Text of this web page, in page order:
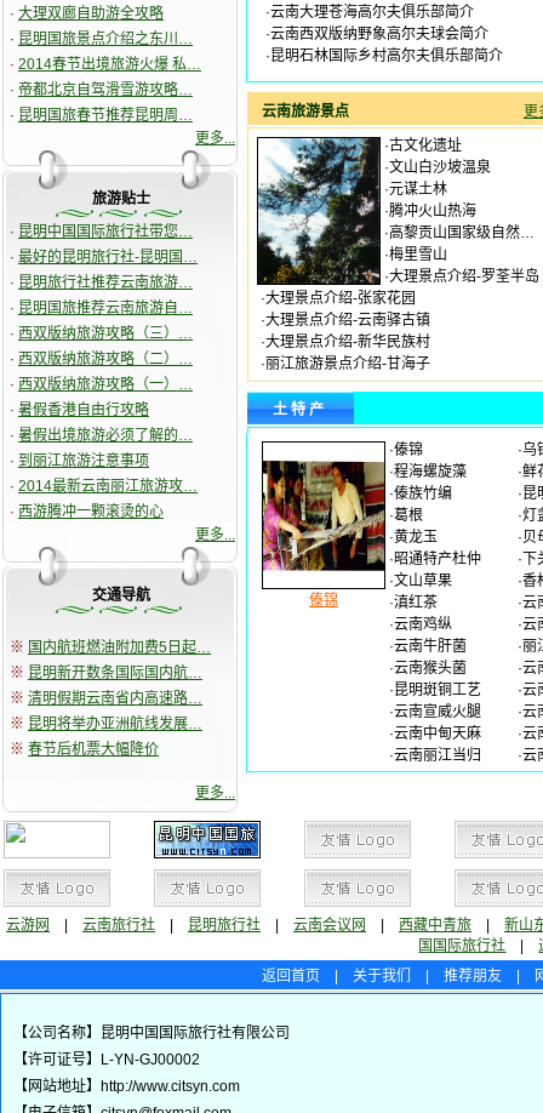
· 大理双廊自助游全攻略
· 昆明国旅景点介绍之东川…
· 2014春节出境旅游火爆 私…
· 帝都北京自驾滑雪游攻略…
· 昆明国旅春节推荐昆明周…
更多...
旅游贴士
· 昆明中国国际旅行社带您…
· 最好的昆明旅行社-昆明国…
· 昆明旅行社推荐云南旅游…
· 昆明国旅推荐云南旅游自…
· 西双版纳旅游攻略（三）…
· 西双版纳旅游攻略（二）…
· 西双版纳旅游攻略（一）…
· 暑假香港自由行攻略
· 暑假出境旅游必须了解的…
· 到丽江旅游注意事项
· 2014最新云南丽江旅游攻…
· 西游腾冲一颗滚烫的心
更多...
交通导航
※ 国内航班燃油附加费5日起…
※ 昆明新开数条国际国内航…
※ 清明假期云南省内高速路…
※ 昆明将举办亚洲航线发展…
※ 春节后机票大幅降价
更多...
·云南大理苍海高尔夫俱乐部简介
·云南西双版纳野象高尔夫球会简介
·昆明石林国际乡村高尔夫俱乐部简介
云南旅游景点
更
·古文化遗址
·文山白沙坡温泉
·元谋土林
·腾冲火山热海
·高黎贡山国家级自然…
·梅里雪山
·大理景点介绍-罗荃半岛
·大理景点介绍-张家花园
·大理景点介绍-云南驿古镇
·大理景点介绍-新华民族村
·丽江旅游景点介绍-甘海子
土 特 产
傣锦
·傣锦 ·乌
·程海螺旋藻 ·鲜
·傣族竹编 ·昆
·葛根 ·灯
·黄龙玉 ·贝
·昭通特产杜仲 ·
·文山草果 ·香
·滇红茶 ·云
·云南鸡纵 ·云
·云南牛肝菌 ·丽
·云南猴头菌 ·云
·昆明斑铜工艺 ·云
·云南宣威火腿 ·云
·云南中甸天麻 ·云
·云南丽江当归 ·云
云游网 云南旅行社 昆明旅行社 云南会议网 西藏中青旅
新山
国国际旅行社 |
返回首页
关于我们 推荐朋友
【公司名称】昆明中国国际旅行社有限公司
【许可证号】L-YN-GJ00002
【网站地址】http://www.citsyn.com